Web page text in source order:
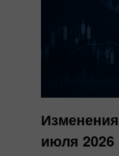
июля 2026